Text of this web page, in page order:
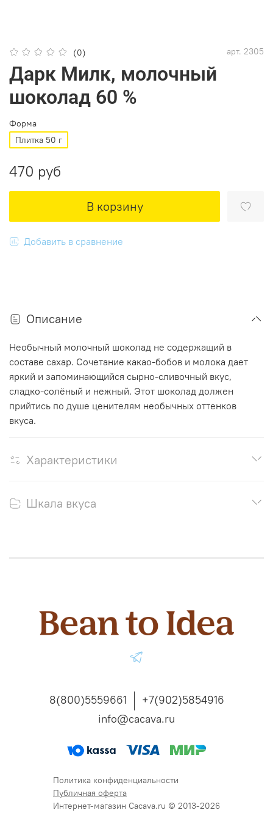
(0) арт. 2305
Дарк Милк, молочный
шоколад 60 %
Форма
Плитка 50 г
470 руб
В корзину
Добавить в сравнение
Описание
Необычный молочный шоколад не содержащий в
составе сахар. Сочетание какао-бобов и молока дает
яркий и запоминающийся сырно-сливочный вкус,
сладко-солёный и нежный. Этот шоколад должен
прийтись по душе ценителям необычных оттенков
вкуса.
Характеристики
Шкала вкуса
8(800)5559661
+7(902)5854916
info@cacava.ru
Политика конфиденциальности
Публичная оферта
Интернет-магазин Cacava.ru © 2013-2026